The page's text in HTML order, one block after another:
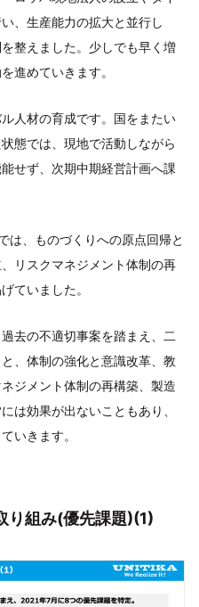
、生産能力の拡大と並行し
整えました。少しでも早く増
進めていきます。
人材の育成です。国をまたい
態では、現地で活動しながら
せず、次期中期経営計画へ課
は、ものづくりへの原点回帰と
リスクマネジメント体制の再
ていました。
去の不適切事案を踏まえ、二
、体制の強化と意識改革、教
ジメント体制の再構築、製造
は効果が出ないこともあり、
いきます。
り組み(優先課題)(1)